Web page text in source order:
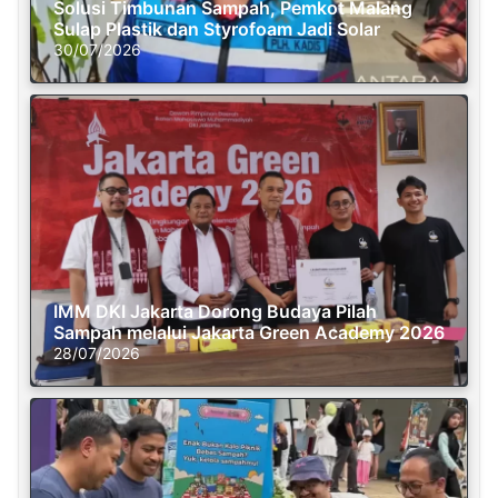
Solusi Timbunan Sampah, Pemkot Malang
Sulap Plastik dan Styrofoam Jadi Solar
30/07/2026
IMM DKI Jakarta Dorong Budaya Pilah
Sampah melalui Jakarta Green Academy 2026
28/07/2026